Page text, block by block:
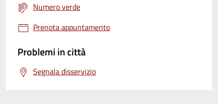
Numero verde
Prenota appuntamento
Problemi in città
Segnala disservizio